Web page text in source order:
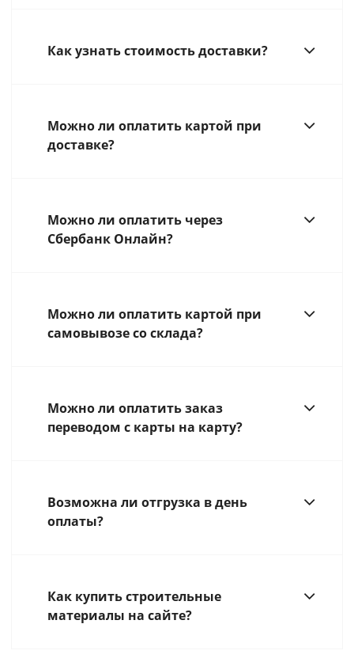
Как узнать стоимость доставки?
Можно ли оплатить картой при
доставке?
Можно ли оплатить через
Сбербанк Онлайн?
Можно ли оплатить картой при
самовывозе со склада?
Можно ли оплатить заказ
переводом с карты на карту?
Возможна ли отгрузка в день
оплаты?
Как купить строительные
материалы на сайте?